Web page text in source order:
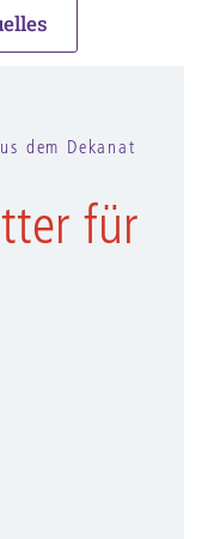
dem Dekanat
für